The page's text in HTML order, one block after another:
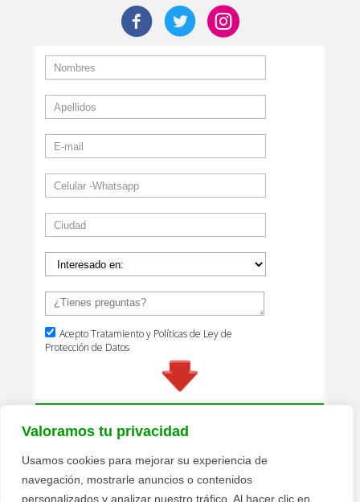
Valoramos tu privacidad
Usamos cookies para mejorar su experiencia de
navegación, mostrarle anuncios o contenidos
personalizados y analizar nuestro tráfico. Al hacer clic en